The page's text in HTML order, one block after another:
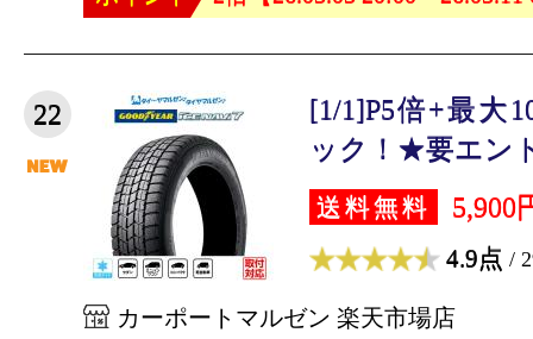
22
[1/1]P5倍+最大
ック！★要エン
送料無料 5,900
4.9点 /
カーポートマルゼン 楽天市場店